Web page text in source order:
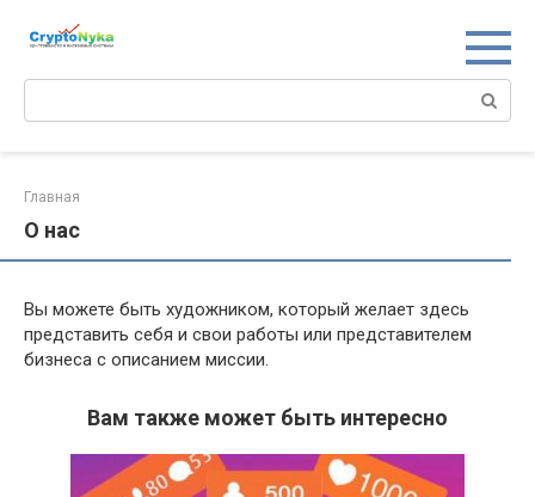
Главная
О нас
Вы можете быть художником, который желает здесь
представить себя и свои работы или представителем
бизнеса с описанием миссии.
Вам также может быть интересно